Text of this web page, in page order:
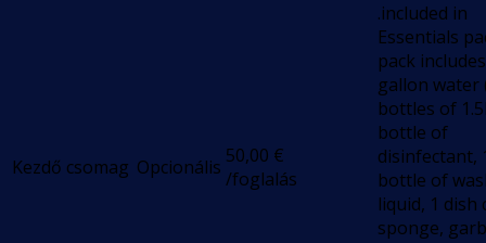
Kezdő csomag Opcionális 50,00 €
/foglalás
.included in
Essentials
pack
gallon water
bottles of
bottle of
disinfectant,
bottle of
liquid, 1 dish
sponge,